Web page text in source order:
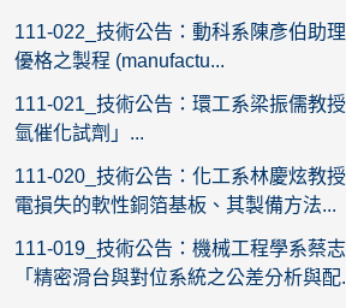
111-022_技術公告：動科系陳彥伯助
優格之製程 (manufactu...
111-021_技術公告：環工系梁振儒教
氫催化試劑」...
111-020_技術公告：化工系林慶炫教
電損失的軟性銅箔基板、其製備方法...
111-019_技術公告：機械工程學系蔡
「精密滑台與對位系統之公差分析與配